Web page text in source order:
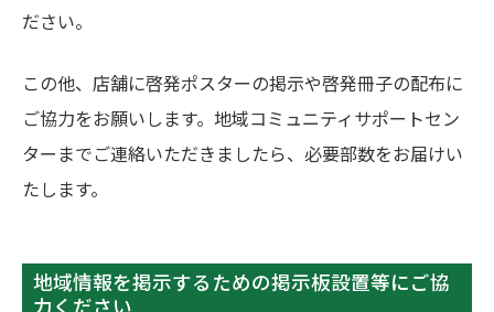
ださい。
この他、店舗に啓発ポスターの掲示や啓発冊子の配布に
ご協力をお願いします。地域コミュニティサポートセン
ターまでご連絡いただきましたら、必要部数をお届けい
たします。
地域情報を掲示するための掲示板設置等にご協
力ください